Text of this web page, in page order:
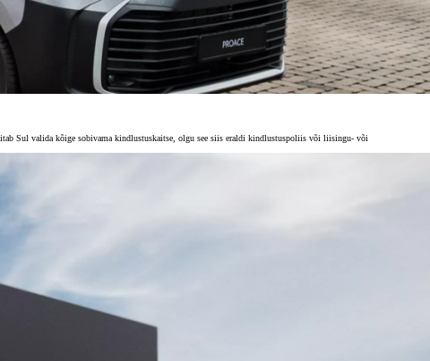
Sul valida kõige sobivama kindlustuskaitse, olgu see siis eraldi kindlustuspoliis või liisingu- või